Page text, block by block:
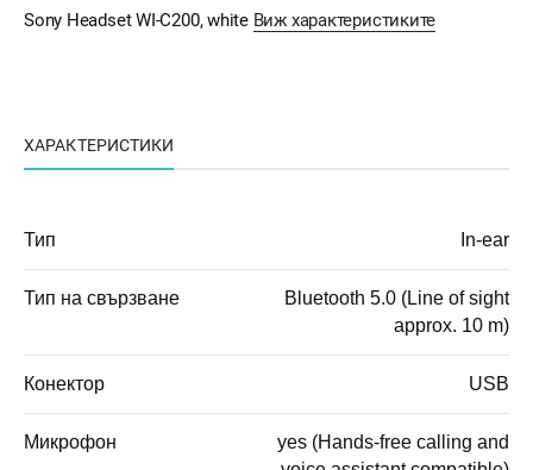
Sony Headset WI-C200, white Виж характеристиките
ХАРАКТЕРИСТИКИ
Тип In-ear
Тип на свързване
Bluetooth 5.0 (Line of sight
approx. 10 m)
Конектор USB
Микрофон
yes (Hands-free calling and